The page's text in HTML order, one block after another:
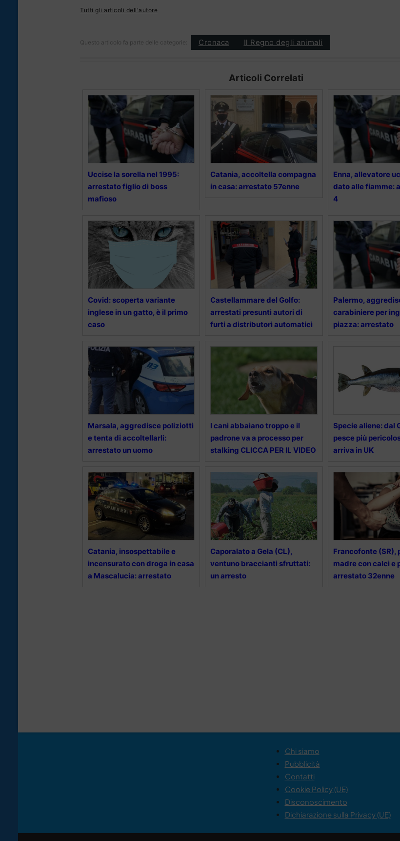
Tutti gli articoli dell'autore
Questo articolo fa parte delle categorie: Cronaca Il Regno degli animali
Articoli Correlati
Uccise la sorella nel 1995:
arrestato figlio di boss
mafioso
Catania, accoltella compagna
in casa: arrestato 57enne
Enna, allevatore
dato alle fiamme:
4
Covid: scoperta variante
inglese in un gatto, è il primo
caso
Castellammare del Golfo:
arrestati presunti autori di
furti a distributori automatici
Palermo,
carabiniere per
piazza: arrestato
Marsala, aggredisce poliziotti
e tenta di accoltellarli:
arrestato un uomo
I cani abbaiano troppo e il
padrone va a processo per
stalking CLICCA PER IL VIDEO
Specie aliene: dal
pesce più
arriva in UK
Catania, insospettabile e
incensurato con droga in casa
a Mascalucia: arrestato
Caporalato a Gela (CL),
ventuno braccianti sfruttati:
un arresto
Francofonte (SR),
madre con calci e
arrestato 32enne
Chi siamo
Pubblicità
Contatti
Cookie Policy (UE)
Disconoscimento
Dichiarazione sulla Privacy (UE)